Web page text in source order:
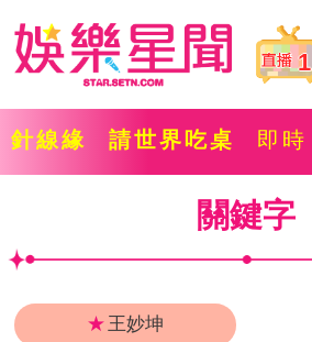
1
針線緣 請世界吃桌 即時
關鍵字
★王妙坤